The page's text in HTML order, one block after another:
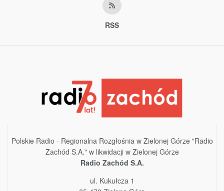
RSS
Polskie Radio - Regionalna Rozgłośnia w Zielonej Górze "Radio
Zachód S.A." w likwidacji w Zielonej Górze
Radio Zachód S.A.
ul. Kukułcza 1